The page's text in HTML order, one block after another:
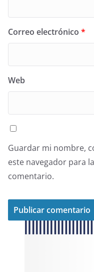
Correo electrónico *
Web
Guardar mi nombre,
este navegador para
comentario.